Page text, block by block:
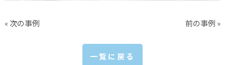
« 次の事例 前の事例 »
一覧に戻る